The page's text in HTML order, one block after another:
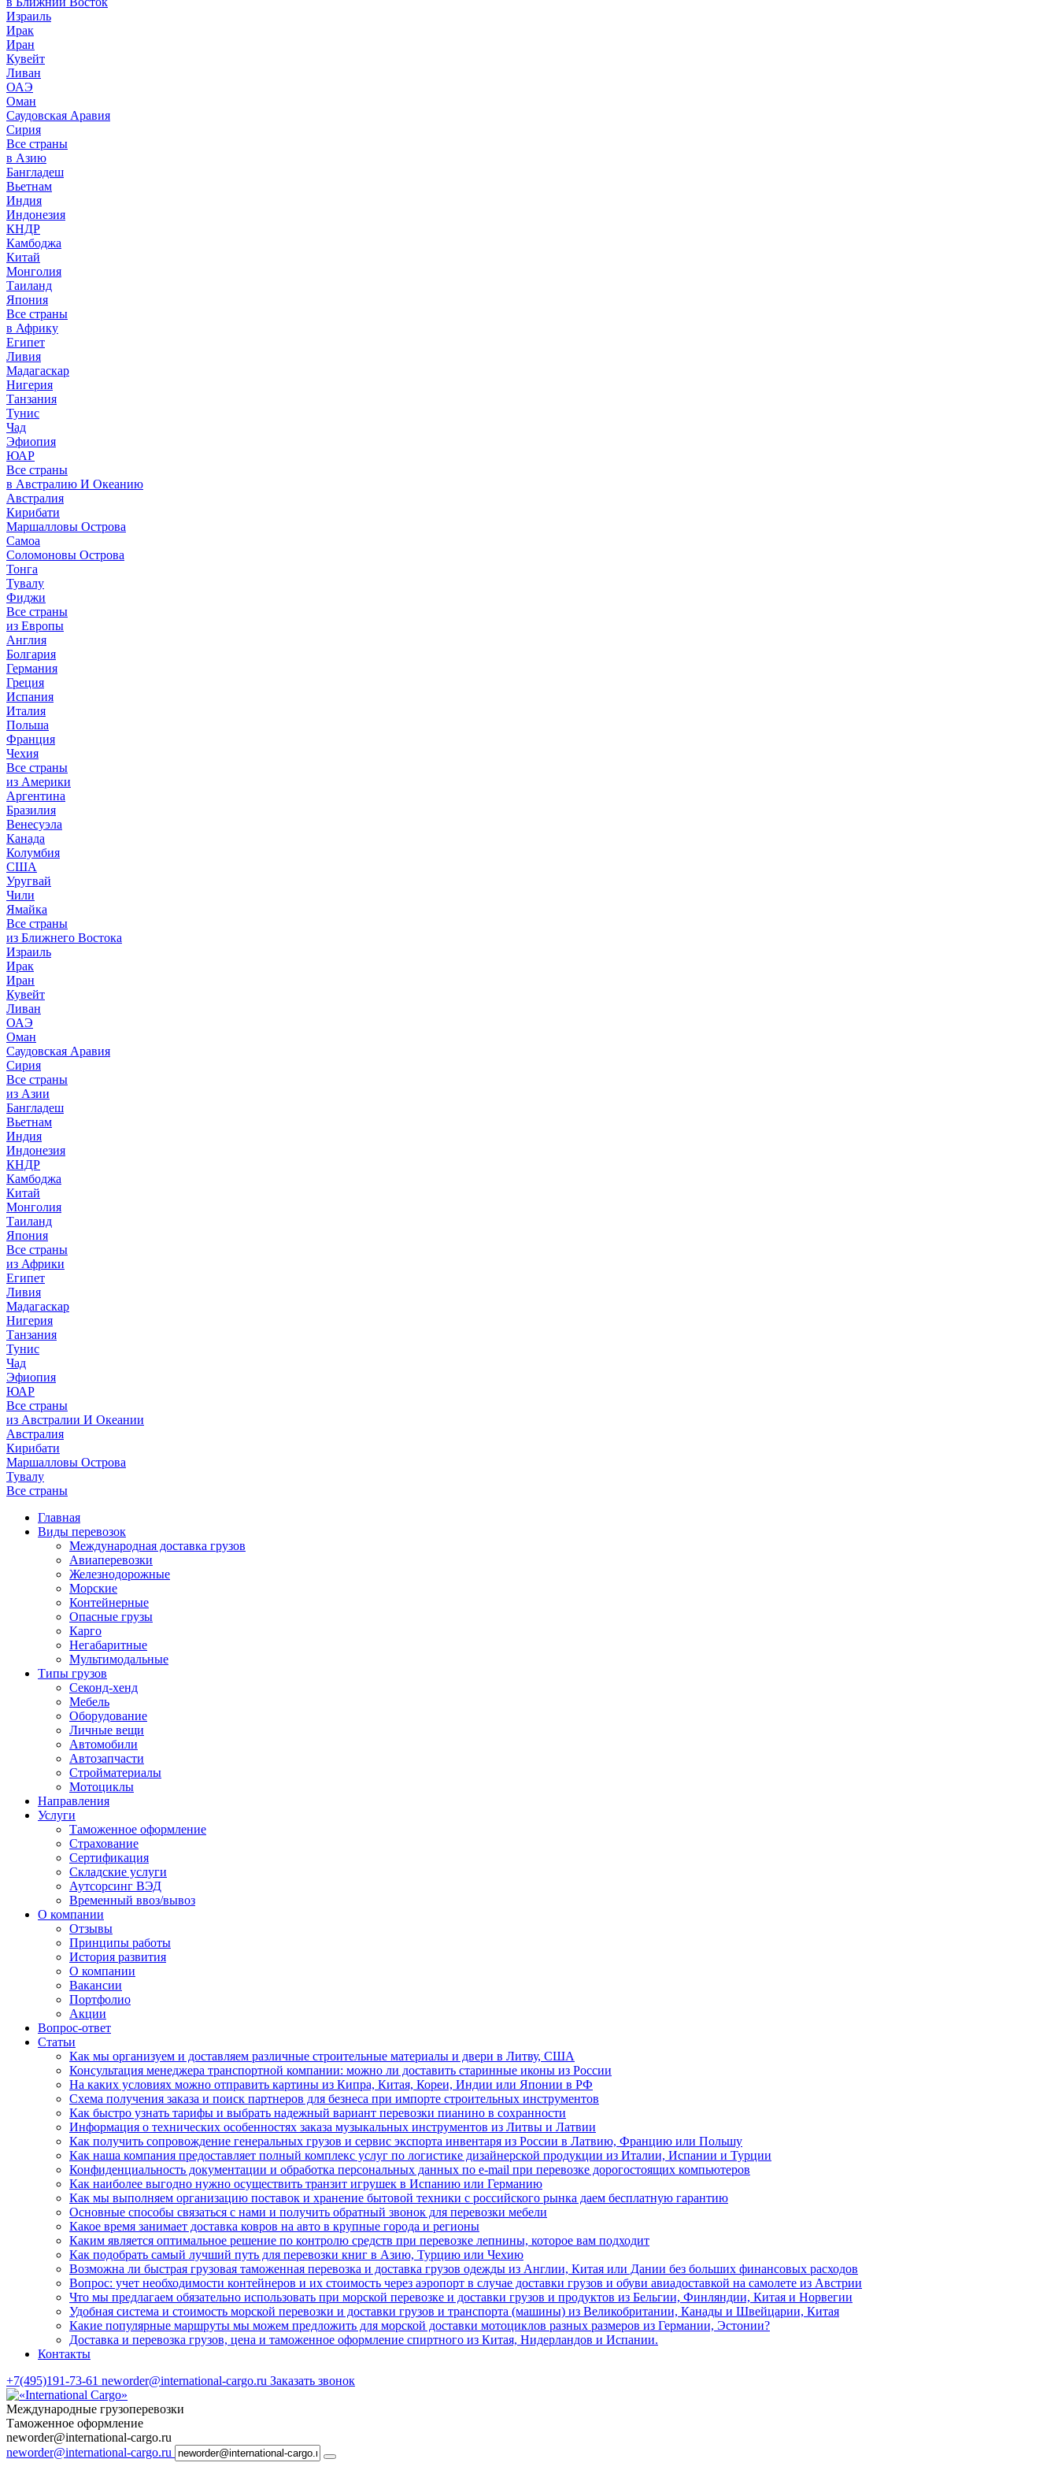
Израиль
Ирак
Иран
Кувейт
Ливан
ОАЭ
Оман
Саудовская Аравия
Сирия
Все страны
в Азию
Бангладеш
Вьетнам
Индия
Индонезия
КНДР
Камбоджа
Китай
Монголия
Таиланд
Япония
Все страны
в Африку
Египет
Ливия
Мадагаскар
Нигерия
Танзания
Тунис
Чад
Эфиопия
ЮАР
Все страны
в Австралию И Океанию
Австралия
Кирибати
Маршалловы Острова
Самоа
Соломоновы Острова
Тонга
Тувалу
Фиджи
Все страны
из Европы
Англия
Болгария
Германия
Греция
Испания
Италия
Польша
Франция
Чехия
Все страны
из Америки
Аргентина
Бразилия
Венесуэла
Канада
Колумбия
США
Уругвай
Чили
Ямайка
Все страны
из Ближнего Востока
Израиль
Ирак
Иран
Кувейт
Ливан
ОАЭ
Оман
Саудовская Аравия
Сирия
Все страны
из Азии
Бангладеш
Вьетнам
Индия
Индонезия
КНДР
Камбоджа
Китай
Монголия
Таиланд
Япония
Все страны
из Африки
Египет
Ливия
Мадагаскар
Нигерия
Танзания
Тунис
Чад
Эфиопия
ЮАР
Все страны
из Австралии И Океании
Австралия
Кирибати
Маршалловы Острова
Тувалу
Все страны
Главная
Виды перевозок
Международная доставка грузов
Авиаперевозки
Железнодорожные
Морские
Контейнерные
Опасные грузы
Карго
Негабаритные
Мультимодальные
Типы грузов
Секонд-хенд
Мебель
Оборудование
Личные вещи
Автомобили
Автозапчасти
Стройматериалы
Мотоциклы
Направления
Услуги
Таможенное оформление
Страхование
Сертификация
Складские услуги
Аутсорсинг ВЭД
Временный ввоз/вывоз
О компании
Отзывы
Принципы работы
История развития
О компании
Вакансии
Портфолио
Акции
Вопрос-ответ
Статьи
Как мы организуем и доставляем различные строительные материалы и двери в Литву, США
Консультация менеджера транспортной компании: можно ли доставить старинные иконы из России
На каких условиях можно отправить картины из Кипра, Китая, Кореи, Индии или Японии в РФ
Схема получения заказа и поиск партнеров для безнеса при импорте строительных инструментов
Как быстро узнать тарифы и выбрать надежный вариант перевозки пианино в сохранности
Информация о технических особенностях заказа музыкальных инструментов из Литвы и Латвии
Как получить сопровождение генеральных грузов и сервис экспорта инвентаря из России в Латвию, Францию или Польшу
Как наша компания предоставляет полный комплекс услуг по логистике дизайнерской продукции из Италии, Испании и Турции
Конфиденциальность документации и обработка персональных данных по e-mail при перевозке дорогостоящих компьютеров
Как наиболее выгодно нужно осуществить транзит игрушек в Испанию или Германию
Как мы выполняем организацию поставок и хранение бытовой техники с российского рынка даем бесплатную гарантию
Основные способы связаться с нами и получить обратный звонок для перевозки мебели
Какое время занимает доставка ковров на авто в крупные города и регионы
Каким является оптимальное решение по контролю средств при перевозке лепнины, которое вам подходит
Как подобрать самый лучший путь для перевозки книг в Азию, Турцию или Чехию
Возможна ли быстрая грузовая таможенная перевозка и доставка грузов одежды из Англии, Китая или Дании без больших финансовых расходов
Вопрос: учет необходимости контейнеров и их стоимость через аэропорт в случае доставки грузов и обуви авиадоставкой на самолете из Австрии
Что мы предлагаем обязательно использовать при морской перевозке и доставки грузов и продуктов из Бельгии, Финляндии, Китая и Норвегии
Удобная система и стоимость морской перевозки и доставки грузов и транспорта (машины) из Великобритании, Канады и Швейцарии, Китая
Какие популярные маршруты мы можем предложить для морской доставки мотоциклов разных размеров из Германии, Эстонии?
Доставка и перевозка грузов, цена и таможенное оформление спиртного из Китая, Нидерландов и Испании.
Контакты
+7(495)191-73-61 neworder@international-cargo.ru Заказать звонок
Международные грузоперевозки
Таможенное оформление
neworder@international-cargo.ru
neworder@international-cargo.ru